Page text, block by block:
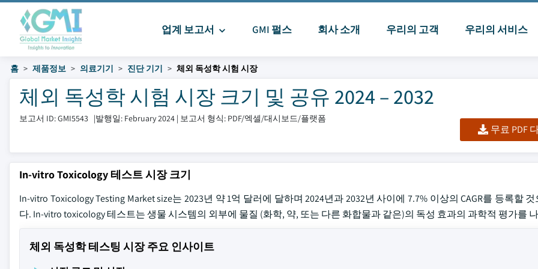
업계 보고서 GMI 펄스 회사 소개 우리의 고객 우리의 서비스
홈 제품정보 의료기기 진단 기기 체외 독성학 시험 시장
체외 독성학 시험 시장 크기 및 공유 2024 – 2032
보고서 ID: GMI5543 |발행일: February 2024 | 보고서 형식: PDF/엑셀/대시보드/플랫폼
무료 PDF
In-vitro Toxicology 테스트 시장 크기
In-vitro Toxicology Testing Market size는 2023년 약 1억 달러에 달하며 2024년과 2032년 사이에 7.7% 이상의 CAGR를 등록할
다. In-vitro toxicology 테스트는 생물 시스템의 외부에 물질 (화학, 약, 또는 다른 화합물과 같은)의 독성 효과의 과학적 평가를
체외 독성학 테스팅 시장 주요 인사이트